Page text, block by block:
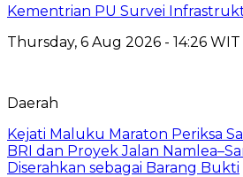
Kementrian PU Survei
Thursday, 6 Aug 2026 - 14:26 WIT
Daerah
Kejati Maluku Maraton Periksa
BRI dan Proyek Jalan
Diserahkan sebagai Barang Bukti